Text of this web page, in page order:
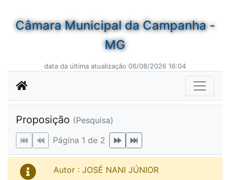
Câmara Municipal da Campanha -
MG
data da última atualização 06/08/2026 16:04
Proposição (Pesquisa)
Página 1 de 2
Autor : JOSÉ NANI JÚNIOR